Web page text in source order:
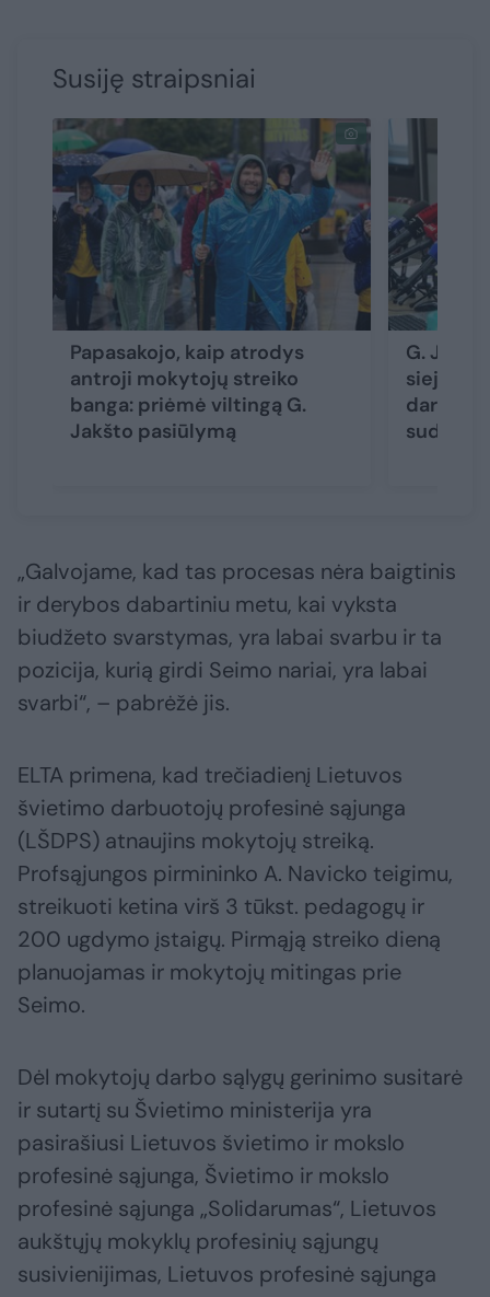
Susiję straipsniai
Papasakojo, kaip atrodys
antroji mokytojų streiko
banga: priėmė viltingą G.
Jakšto pasiūlymą
G.
siejimas
darbo
„Galvojame, kad tas procesas nėra baigtinis
ir derybos dabartiniu metu, kai vyksta
biudžeto svarstymas, yra labai svarbu ir ta
pozicija, kurią girdi Seimo nariai, yra labai
svarbi“, – pabrėžė jis.
ELTA primena, kad trečiadienį Lietuvos
švietimo darbuotojų profesinė sąjunga
(LŠDPS) atnaujins mokytojų streiką.
Profsąjungos pirmininko A. Navicko teigimu,
streikuoti ketina virš 3 tūkst. pedagogų ir
200 ugdymo įstaigų. Pirmąją streiko dieną
planuojamas ir mokytojų mitingas prie
Seimo.
Dėl mokytojų darbo sąlygų gerinimo susitarė
ir sutartį su Švietimo ministerija yra
pasirašiusi Lietuvos švietimo ir mokslo
profesinė sąjunga, Švietimo ir mokslo
profesinė sąjunga „Solidarumas“, Lietuvos
aukštųjų mokyklų profesinių sąjungų
susivienijimas, Lietuvos profesinė sąjunga